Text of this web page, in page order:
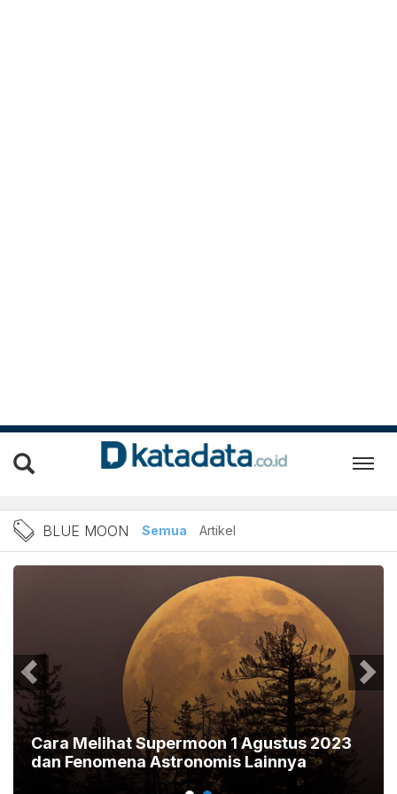
Berita Blue Moon
BLUE MOON Semua Artikel
Cara Melihat Supermoon 1 Agustus 2023
dan Fenomena Astronomis Lainnya